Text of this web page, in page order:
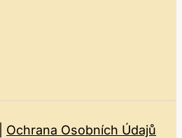
Ochrana Osobních Údajů